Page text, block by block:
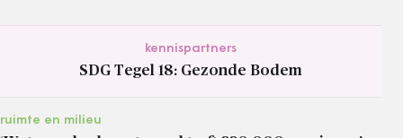
kennispartners
SDG Tegel 18: Gezonde Bodem
ruimte en milieu